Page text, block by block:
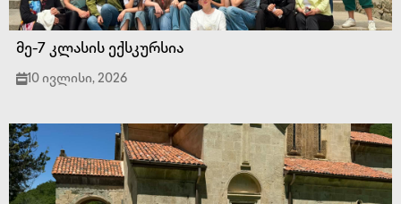
მე-7 კლასის ექსკურსია
10 ივლისი, 2026